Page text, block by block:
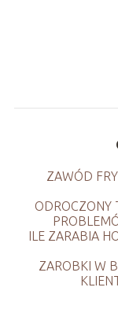
ZAWÓD
ODROCZONY
ILE ZARABIA
ZAROBKI W